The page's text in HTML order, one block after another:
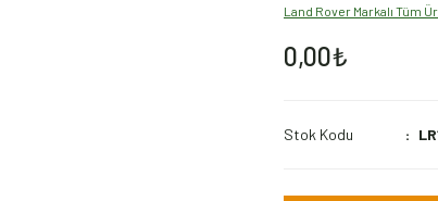
Land Rover Markalı Tüm
0,00₺
Stok Kodu